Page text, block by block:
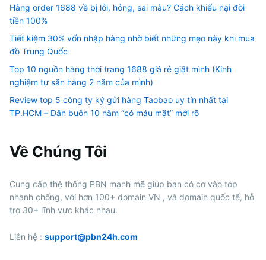
Hàng order 1688 về bị lỗi, hỏng, sai màu? Cách khiếu nại đòi
tiền 100%
Tiết kiệm 30% vốn nhập hàng nhờ biết những mẹo này khi mua
đồ Trung Quốc
Top 10 nguồn hàng thời trang 1688 giá rẻ giật mình (Kinh
nghiệm tự săn hàng 2 năm của mình)
Review top 5 công ty ký gửi hàng Taobao uy tín nhất tại
TP.HCM – Dân buôn 10 năm “có máu mặt” mới rõ
Về Chúng Tôi
Cung cấp thệ thống PBN mạnh mẽ giúp bạn có cơ vào top
nhanh chống, với hơn 100+ domain VN , và domain quốc tế, hỗ
trợ 30+ lĩnh vực khác nhau.
Liên hệ : support@pbn24h.com